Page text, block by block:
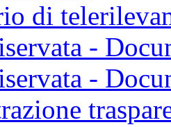
di
-
-